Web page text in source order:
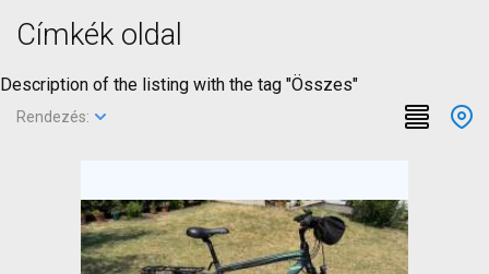
Címkék oldal
Description of the listing with the tag "Összes"
Rendezés: